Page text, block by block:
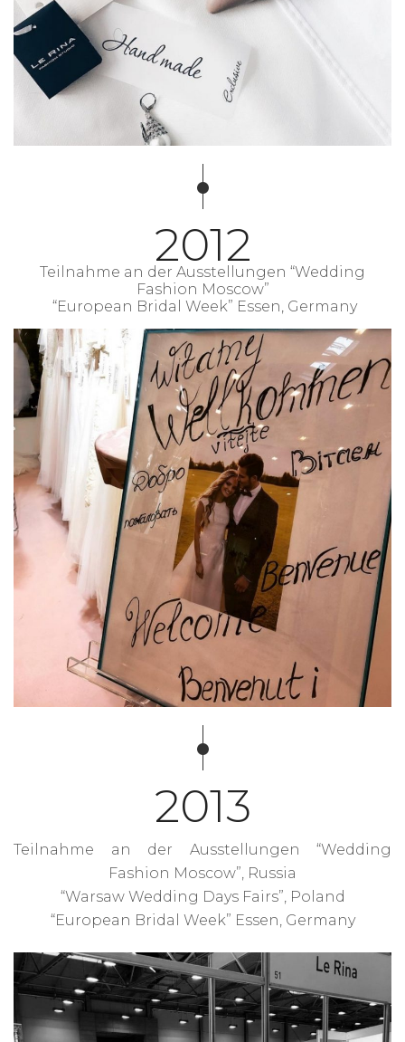
2012
Teilnahme an der Ausstellungen “Wedding
Fashion Moscow”
“European Bridal Week” Essen, Germany
2013
Teilnahme an der Ausstellungen “Wedding
Fashion Moscow”, Russia
“Warsaw Wedding Days Fairs”, Poland
“European Bridal Week” Essen, Germany